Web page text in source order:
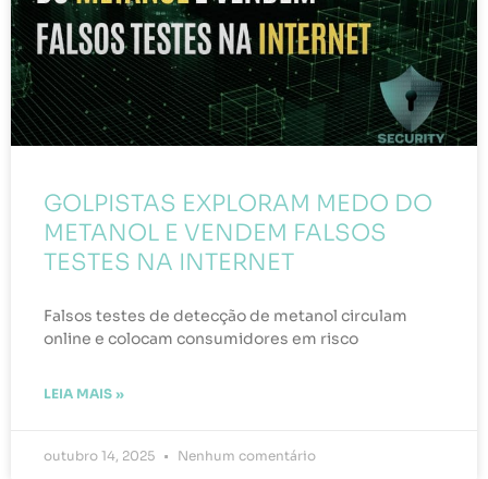
GOLPISTAS EXPLORAM MEDO DO
METANOL E VENDEM FALSOS
TESTES NA INTERNET
Falsos testes de detecção de metanol circulam
online e colocam consumidores em risco
LEIA MAIS »
outubro 14, 2025 Nenhum comentário